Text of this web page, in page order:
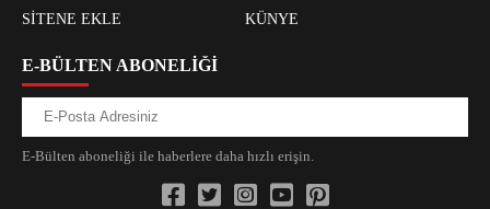
SİTENE EKLE
KÜNYE
E-BÜLTEN ABONELİĞİ
E-Bülten aboneliği ile haberlere daha hızlı erişin.